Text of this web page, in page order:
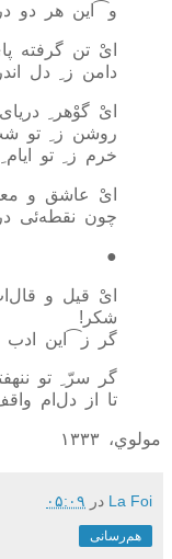
و⁀اين هر دو
ایْ تن گرفته
دامن ز
دل
ایْ گوْهر دريای
روشن ز
تو
خرم ز
تو ايام
ایْ عاشق و
چون نقطه‌ئی
●
ایْ قيل و
شکر!
گر ز⁀اين ادب
گر سرّ
تو
تا از دل‌ام
مولوي، ۱۳۳۳
La Foi در ۰۵:۰۹
هم‌رسانی